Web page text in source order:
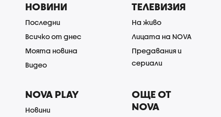
НОВИНИ
Последни
Всичко от днес
Моята новина
Видео
ТЕЛЕВИЗИЯ
На живо
Лицата на NOVA
Предавания и
сериали
NOVA PLAY
Новини
ОЩЕ ОТ
NOVA